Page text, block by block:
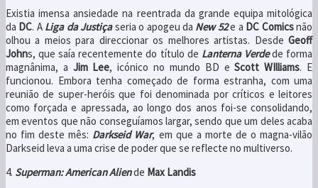
Existia imensa ansiedade na reentrada da grande equipa mitológica
da DC. A Liga da Justiçaseria o apogeu da New 52e a DC Comicsnão
olhou a meios para direccionar os melhores artistas. Desde Geoff
Johns, que saía recentemente do título de Lanterna Verdede forma
magnânima, a Jim Lee, icónico no mundo BD eScott WIlliams. E
funcionou. Embora tenha começado de forma estranha, com uma
reunião de super-heróis que foi denominada por críticos e leitores
como forçada e apressada, ao longo dos anos foi-se consolidando,
em eventos que não conseguíamos largar, sendo que um deles acaba
no fim deste mês: Darkseid War, em que a morte de o magna-vilão
Darkseid leva a uma crise de poder que se reflecte no multiverso.
4. Superman: American Aliende Max Landis